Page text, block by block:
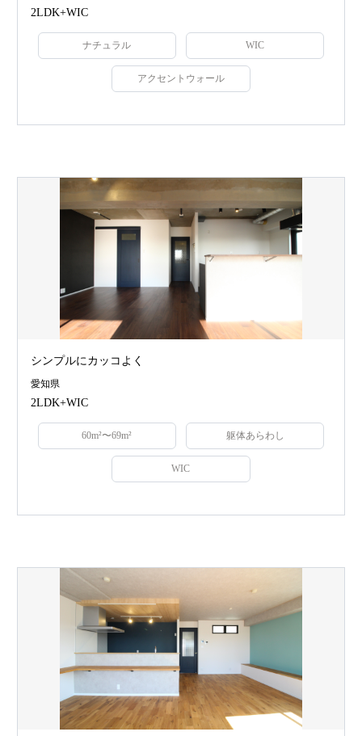
2LDK+WIC
ナチュラル WIC
アクセントウォール
シンプルにカッコよく
愛知県
2LDK+WIC
60m²〜69m² 躯体あらわし
WIC